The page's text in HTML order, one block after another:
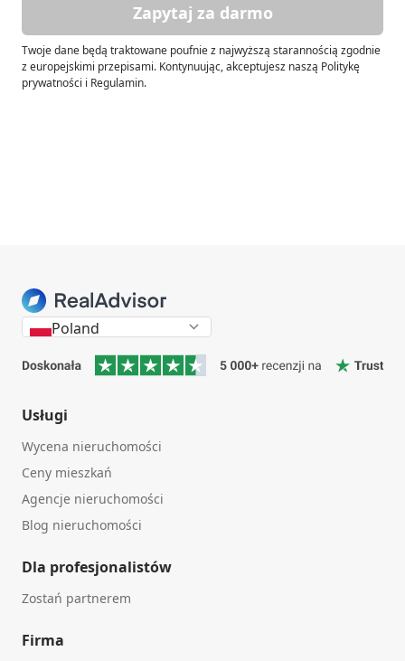
Zapytaj za darmo
Twoje dane będą traktowane poufnie z najwyższą starannością zgodnie
z europejskimi przepisami. Kontynuując, akceptujesz naszą Politykę
prywatności i Regulamin.
Poland
Usługi
Wycena nieruchomości
Ceny mieszkań
Agencje nieruchomości
Blog nieruchomości
Dla profesjonalistów
Zostań partnerem
Firma